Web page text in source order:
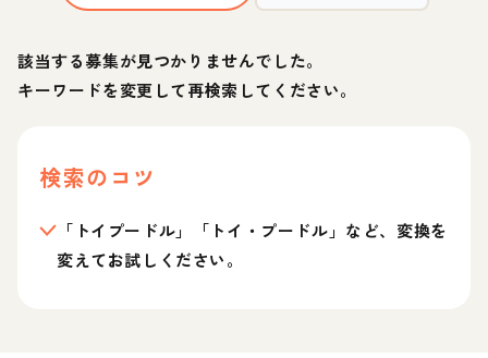
該当する募集が見つかりませんでした。
キーワードを変更して再検索してください。
検索のコツ
「トイプードル」「トイ・プードル」など、変換を
変えてお試しください。